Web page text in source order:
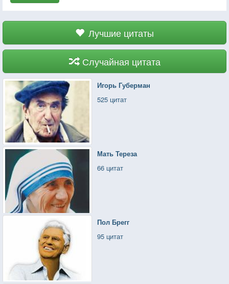
Лучшие цитаты
Случайная цитата
Игорь Губерман
525 цитат
Мать Тереза
66 цитат
Пол Брегг
95 цитат